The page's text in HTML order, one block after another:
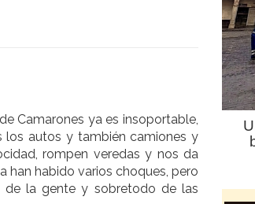
Camarones ya es insoportable,
los autos y también camiones y
rompen veredas y nos da
han habido varios choques, pero
de la gente y sobretodo de las